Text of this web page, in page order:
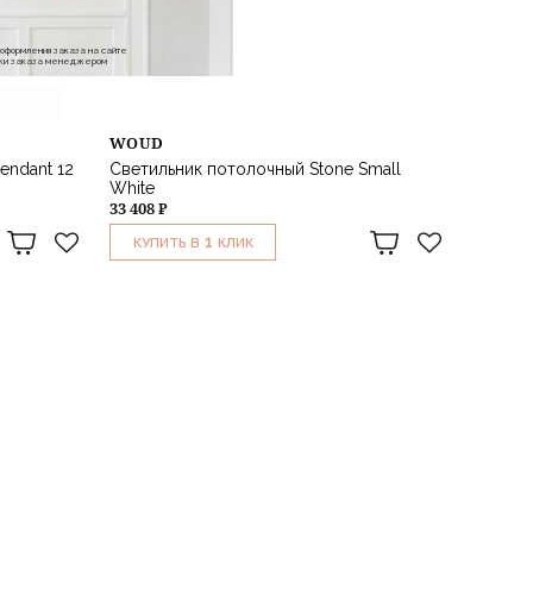
12
WOUD
Светильник потолочный Stone Small
White
33 408 ₽
КУПИТЬ В 1 КЛИК
заказа на сайте
заказа менеджером